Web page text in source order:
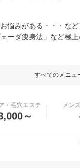
悩みがある・・・な
ーダ痩身法」など極
すべてのメニュ
・毛穴エステ
～
メン